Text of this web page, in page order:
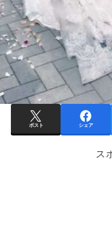
ポスト シェア
ス